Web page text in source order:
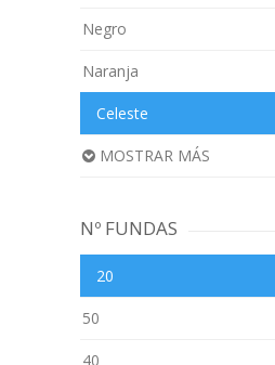
Negro
Naranja
Celeste
MOSTRAR MÁS
Nº FUNDAS
20
50
40